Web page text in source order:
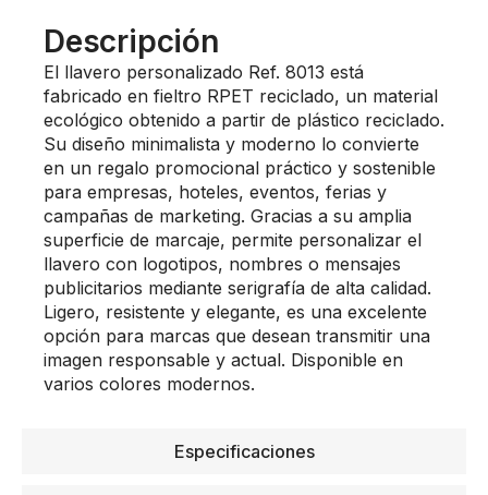
Especificaciones
Descripción
El llavero personalizado Ref. 8013 está
fabricado en fieltro RPET reciclado, un material
ecológico obtenido a partir de plástico reciclado.
Su diseño minimalista y moderno lo convierte
en un regalo promocional práctico y sostenible
para empresas, hoteles, eventos, ferias y
campañas de marketing. Gracias a su amplia
superficie de marcaje, permite personalizar el
llavero con logotipos, nombres o mensajes
publicitarios mediante serigrafía de alta calidad.
Ligero, resistente y elegante, es una excelente
opción para marcas que desean transmitir una
imagen responsable y actual. Disponible en
varios colores modernos.